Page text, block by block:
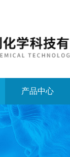
产品中心